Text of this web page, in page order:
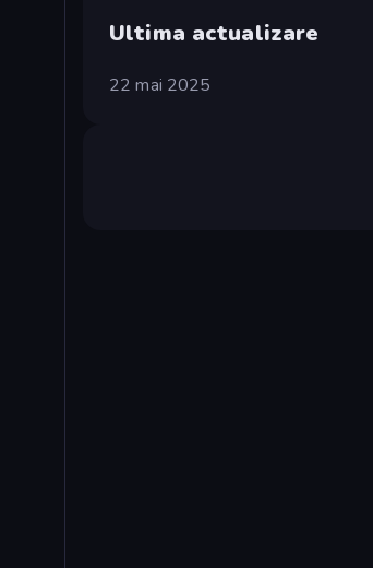
Ultima actualizare
22 mai 2025